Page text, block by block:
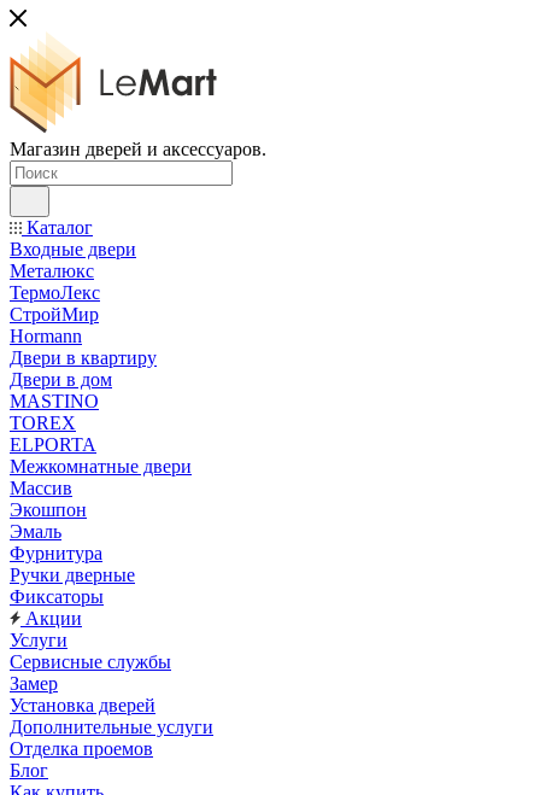
Магазин дверей и аксессуаров.
Каталог
Входные двери
Металюкс
ТермоЛекс
СтройМир
Hormann
Двери в квартиру
Двери в дом
MASTINO
TOREX
ELPORTA
Межкомнатные двери
Массив
Экошпон
Эмаль
Фурнитура
Ручки дверные
Фиксаторы
Акции
Услуги
Сервисные службы
Замер
Установка дверей
Дополнительные услуги
Отделка проемов
Блог